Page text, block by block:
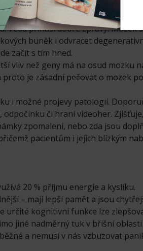
Isaacson
přináší dobré zprávy! Mozek
buněk i odvracet
začít s tím hned.
vliv než geny má na osud mozku
je zásadní pečovat o mozek
i možné projevy patologií.
či hraní videoher.
zpomalení, nebo zda jsou
pacientům i jejich blízkým
20 % příjmu energie a kyslíku.
– mají lepší pamět a jsou
určité kognitivní funkce lze
jiné nadměrný tuk v břišní
a nemusí v nás vzbuzovat